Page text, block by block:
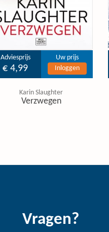
Adviesprijs
€ 4,99
Uw prijs
Inloggen
Karin Slaughter
Verzwegen
Vragen?